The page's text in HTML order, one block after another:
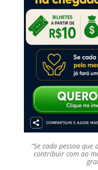
“Se cada pessoa
contribuir com ao